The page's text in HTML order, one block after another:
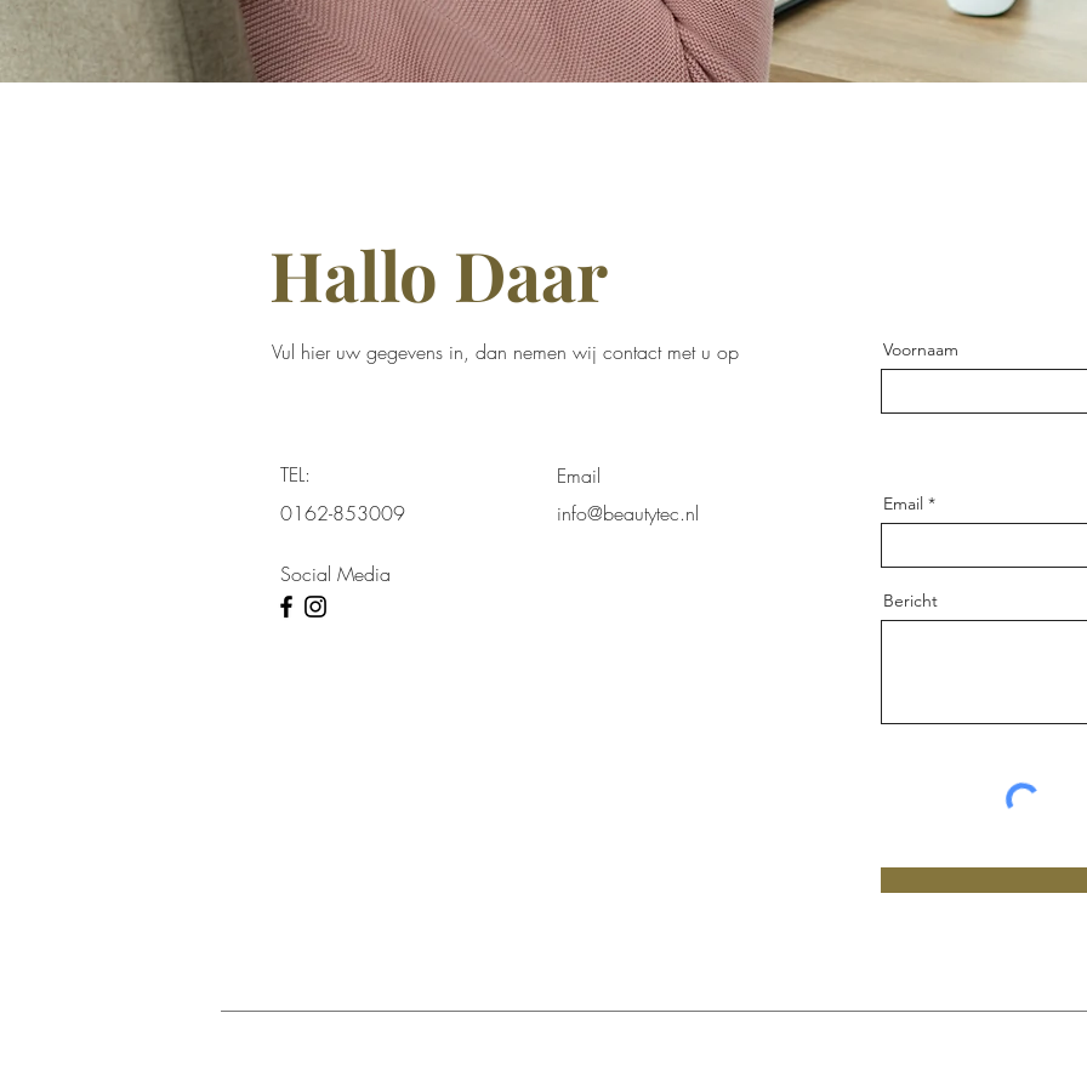
Hallo Daar
Vul hier uw gegevens in, dan nemen wij contact met u op
TEL:
0162-853009
Email
info@beautytec.nl
Social Media
Voornaam
Email
Bericht